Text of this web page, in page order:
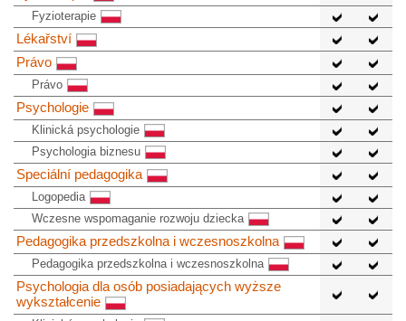
Fyzioterapie
Lékařství
Právo
Právo
Psychologie
Klinická psychologie
Psychologia biznesu
Speciální pedagogika
Logopedia
Wczesne wspomaganie rozwoju dziecka
Pedagogika przedszkolna i wczesnoszkolna
Pedagogika przedszkolna i wczesnoszkolna
Psychologia dla osób posiadających wyższe
wykształcenie